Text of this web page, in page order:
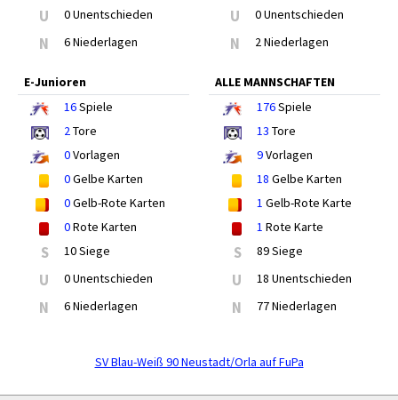
U 0 Unentschieden
N 6 Niederlagen
U 0 Unentschieden
N 2 Niederlagen
E-Junioren
16Spiele
2Tore
0Vorlagen
0Gelbe Karten
0Gelb-Rote Karten
0Rote Karten
S 10 Siege
U 0 Unentschieden
N 6 Niederlagen
ALLE MANNSCHAFTEN
176Spiele
13 Tore
9Vorlagen
18 Gelbe Karten
1 Gelb-Rote Karte
1 Rote Karte
S 89 Siege
U 18 Unentschieden
N 77 Niederlagen
SV Blau-Weiß 90 Neustadt/Orla auf FuPa